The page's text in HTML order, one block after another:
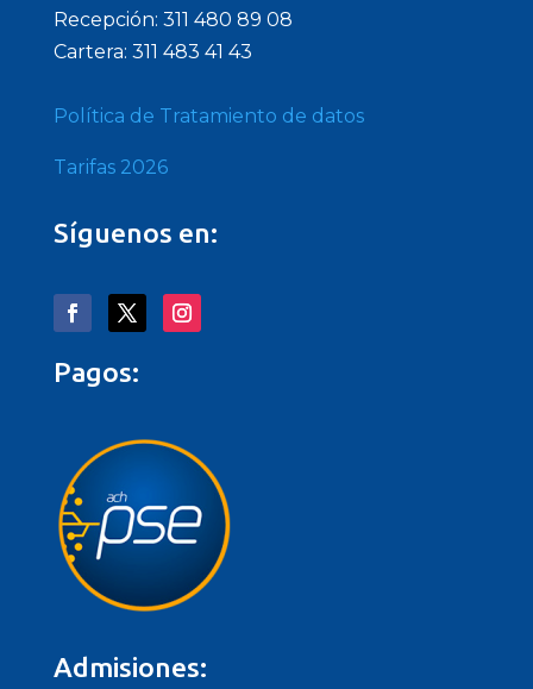
Recepción: 311 480 89 08
Cartera: 311 483 41 43
Política de Tratamiento de datos
Tarifas 2026
Síguenos en:
Pagos:
Admisiones: